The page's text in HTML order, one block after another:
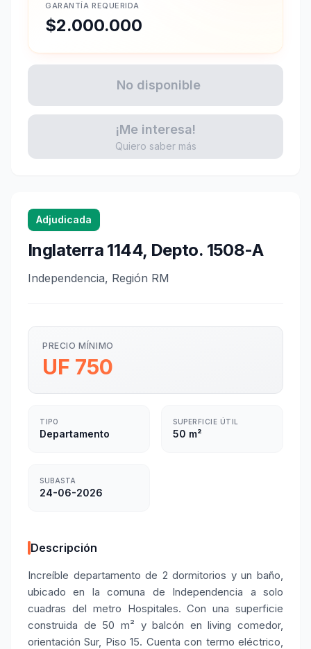
Adjudicada
Inglaterra 1144, Depto. 1508-A
Independencia, Región RM
PRECIO MÍNIMO
UF 750
TIPO
Departamento
SUPERFICIE ÚTIL
50 m²
SUBASTA
24-06-2026
Descripción
Increíble departamento de 2 dormitorios y un baño,
ubicado en la comuna de Independencia a solo
cuadras del metro Hospitales. Con una superficie
construida de 50 m² y balcón en living comedor,
orientación Sur, Piso 15. Cuenta con termo eléctrico,
GARANTÍA REQUERIDA
$2.000.000
No disponible
¡Me interesa!
Quiero saber más